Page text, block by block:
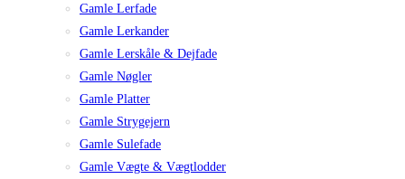
Gamle Lerfade
Gamle Lerkander
Gamle Lerskåle & Dejfade
Gamle Nøgler
Gamle Platter
Gamle Strygejern
Gamle Sulefade
Gamle Vægte & Vægtlodder